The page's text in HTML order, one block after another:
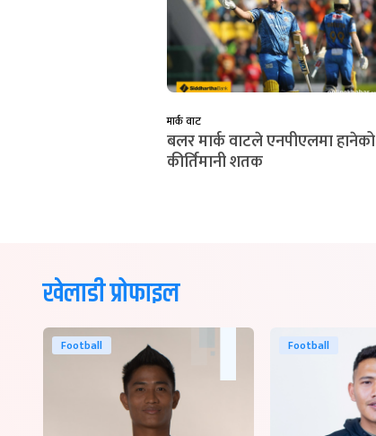
मार्क वाट
बलर मार्क वाटले एनपीएलमा हानेको
कीर्तिमानी शतक
खेलाडी प्रोफाइल
Football Football